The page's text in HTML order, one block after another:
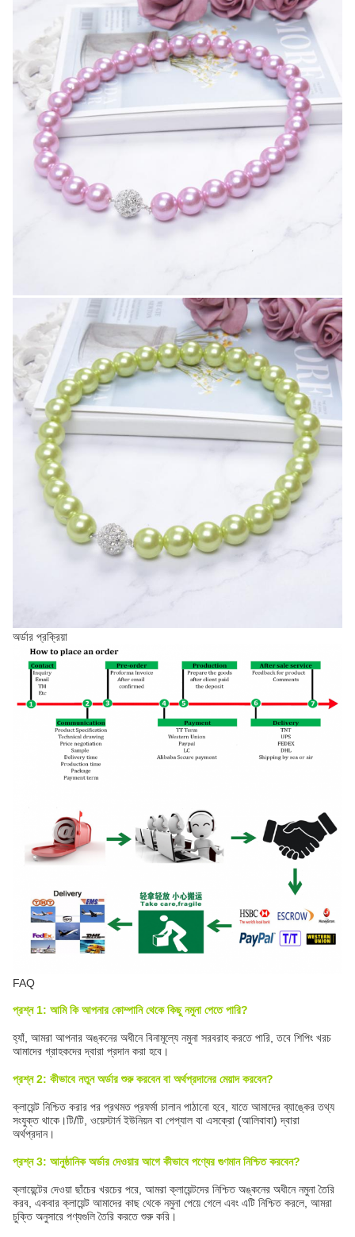
অর্ডার প্রক্রিয়া
FAQ
প্রশ্ন 1: আমি কি আপনার কোম্পানি থেকে কিছু নমুনা পেতে পারি?
হ্যাঁ, আমরা আপনার অঙ্কনের অধীনে বিনামূল্যে নমুনা সরবরাহ করতে পারি, তবে শিপিং খরচ
আমাদের গ্রাহকদের দ্বারা প্রদান করা হবে।
প্রশ্ন 2: কীভাবে নতুন অর্ডার শুরু করবেন বা অর্থপ্রদানের মেয়াদ করবেন?
ক্লায়েন্ট নিশ্চিত করার পর প্রথমত প্রফর্মা চালান পাঠানো হবে, যাতে আমাদের ব্যাঙ্কের তথ্য
সংযুক্ত থাকে।টি/টি, ওয়েস্টার্ন ইউনিয়ন বা পেপ্যাল ​​বা এসক্রো (আলিবাবা) দ্বারা
অর্থপ্রদান।
প্রশ্ন 3: আনুষ্ঠানিক অর্ডার দেওয়ার আগে কীভাবে পণ্যের গুণমান নিশ্চিত করবেন?
ক্লায়েন্টের দেওয়া ছাঁচের খরচের পরে, আমরা ক্লায়েন্টদের নিশ্চিত অঙ্কনের অধীনে নমুনা তৈরি
করব, একবার ক্লায়েন্ট আমাদের কাছ থেকে নমুনা পেয়ে গেলে এবং এটি নিশ্চিত করলে, আমরা
চুক্তি অনুসারে পণ্যগুলি তৈরি করতে শুরু করি।